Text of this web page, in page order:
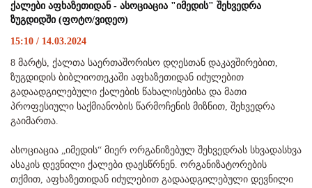
ქალები აფხაზეთიდან - ასოციაცია "იმედის" შეხვედრა
ზუგდიდში (ფოტო/ვიდეო)
15:10 / 14.03.2024
8 მარტს, ქალთა საერთაშორისო დღესთან დაკავშირებით,
ზუგდიდის ბიბლიოთეკაში აფხაზეთიდან იძულებით
გადაადგილებული ქალების წახალისებისა და მათი
პროფესიული საქმიანობის წარმოჩენის მიზნით, შეხვედრა
გაიმართა.
ასოციაცია „იმედის“ მიერ ორგანიზებულ შეხვედრას სხვადასხვა
ასაკის დევნილი ქალები დაესწრნენ. ორგანიზატორების
თქმით, აფხაზეთიდან იძულებით გადაადგილებული დევნილი